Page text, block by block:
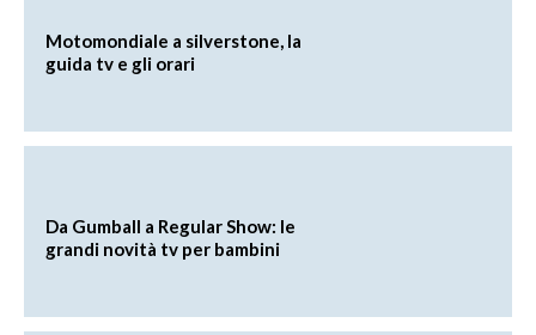
Motomondiale a silverstone, la
guida tv e gli orari
Da Gumball a Regular Show: le
grandi novità tv per bambini